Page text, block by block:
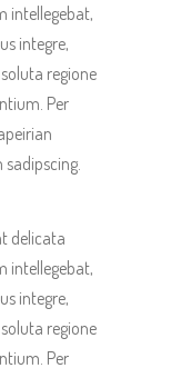
intellegebat,
integre,
regione
Per
delicata
intellegebat,
integre,
regione
Per